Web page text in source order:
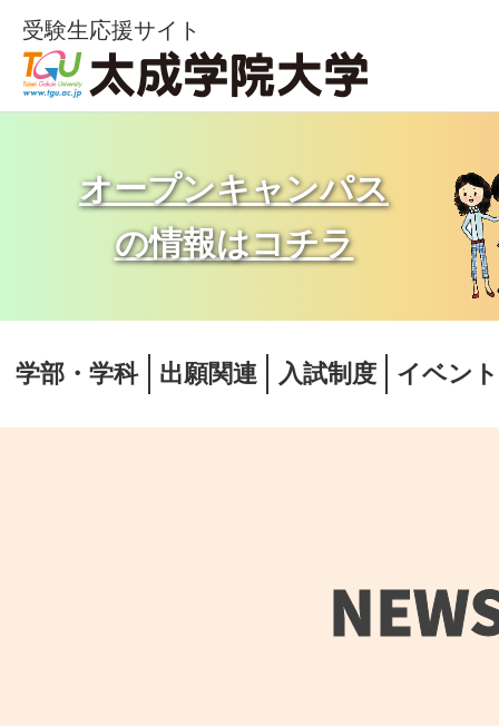
受験生応援サイト
オープンキャンパス
の情報はコチラ
学部・学科 出願関連 入試制度 イベン